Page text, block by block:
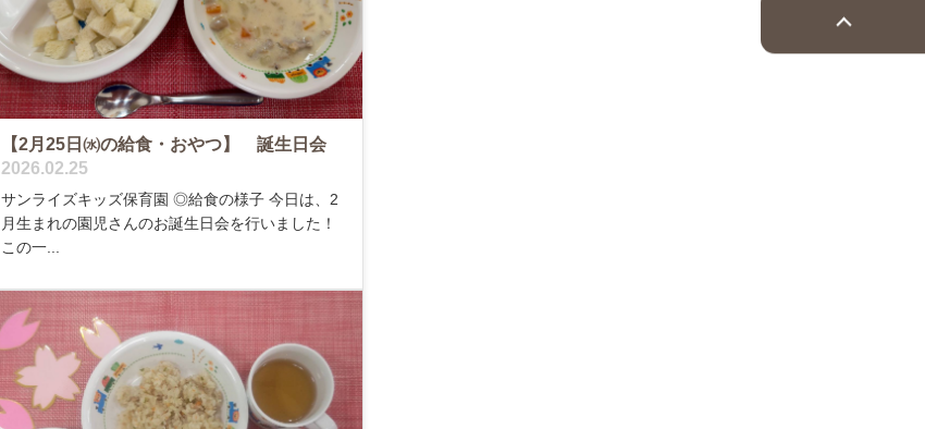
【2月25日㈬の給食・おやつ】 誕生日会
2026.02.25
サンライズキッズ保育園 ◎給食の様子 今日は、2
月生まれの園児さんのお誕生日会を行いました！
この一...